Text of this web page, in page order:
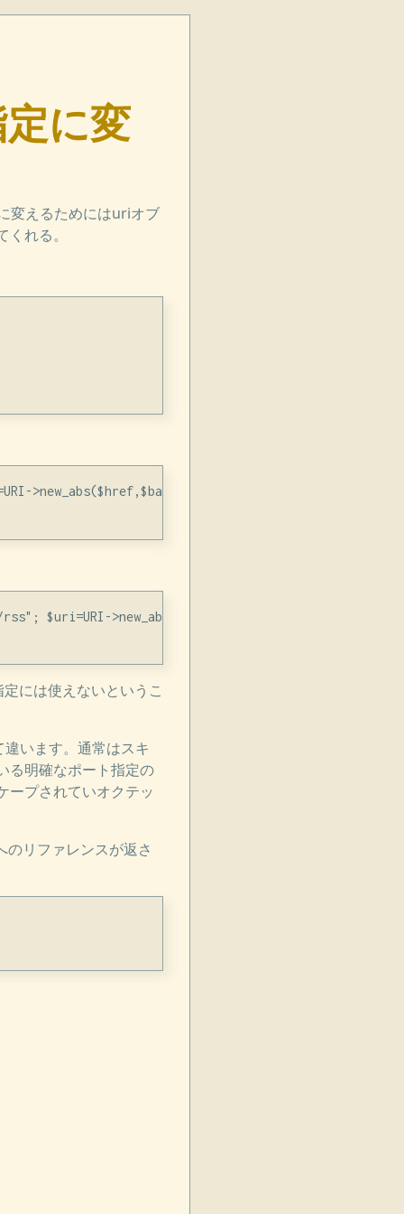
に変
変えるためにはuriオブ
れる。
>new_abs($href,$base); print $uri;'
$uri=URI->new_abs($href,$base); print $uri;'
には使えないというこ
います。通常はスキ
る明確なポート指定の
ープされていオクテッ
リファレンスが返さ